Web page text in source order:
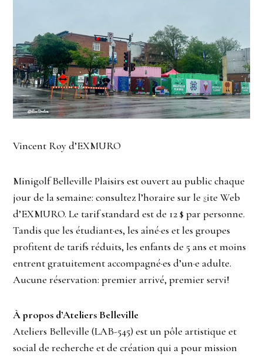
Vincent Roy d’EXMURO
Minigolf Belleville Plaisirs est ouvert au public chaque
jour de la semaine: consultez l’horaire sur lesite Web
d’EXMURO. Le tarif standard est de 12 $ par personne.
Tandis que les étudiant·es, les aîné·es et les groupes
profitent de tarifs réduits, les enfants de 5 ans et moins
entrent gratuitement accompagné·es d’un·e adulte.
Aucune réservation: premier arrivé, premier servi!
À propos d’Ateliers Belleville
Ateliers Belleville (LAB-545) est un pôle artistique et
social de recherche et de création qui a pour mission